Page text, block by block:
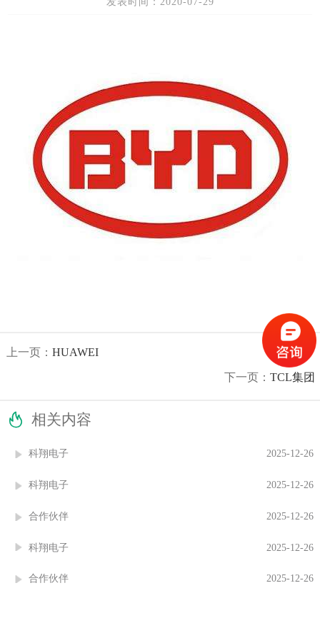
上一页： HUAWEI
下一页： TCL集团
 相关内容
科翔电子 2025-12-26
科翔电子 2025-12-26
合作伙伴 2025-12-26
科翔电子 2025-12-26
合作伙伴 2025-12-26